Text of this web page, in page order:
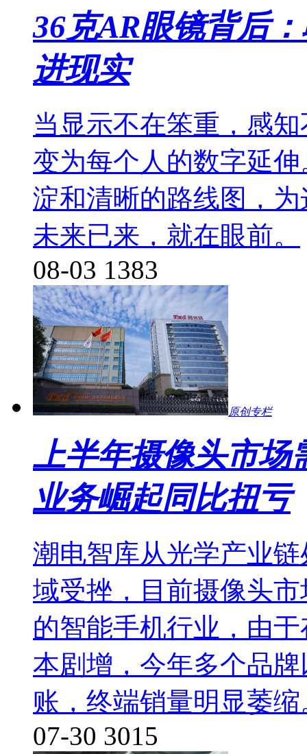
36克AR眼镜背后
进现实
当显示不在笨重，感
变为每个人的数字延
淀和清晰的路线图，
未来已来，就在眼前。
08-03 1383
原创专栏
上半年摄像头市场
业务崛起同比扭亏
潮电智库从光学产业
域受挫，目前摄像头
的智能手机行业，由
本剧增，今年多个品
账，终端销量明显萎缩
07-30 3015